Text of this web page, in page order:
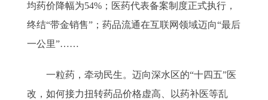
均药价降幅为54%；医药代表备案制度正式执行，
终结“带金销售”；药品流通在互联网领域迈向“最后
一公里”……
一粒药，牵动民生。迈向深水区的“十四五”医
改，如何接力扭转药品价格虚高、以药补医等乱